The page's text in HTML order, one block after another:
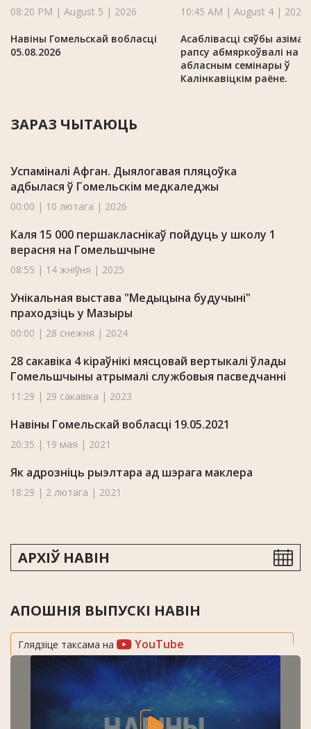
08:20 PM | August 5 | 2026
Навіны Гомельскай вобласці
05.08.2026
10:45 AM | August 4 | 2026
Асаблівасці сяўбы
рапсу абмяркоўвалі на
абласным семінары ў
Калінкавіцкім раёне.
ЗАРАЗ ЧЫТАЮЦЬ
Успаміналі Афган. Дыялогавая пляцоўка
адбылася ў Гомельскім медкаледжы
00:00 | 10 лютага | 2026
Каля 15 000 першакласнікаў пойдуць у школу 1
верасня на Гомельшчыне
08:55 | 14 жніўня | 2025
Унікальная выстава "Медыцына будучыні"
праходзіць у Мазыры
00:00 | 28 снежня | 2024
28 сакавіка 4 кіраўнікі мясцовай вертыкалі ўлады
Гомельшчыны атрымалі службовыя пасведчанні
11:29 | 29 сакавіка | 2023
Навіны Гомельскай вобласці 19.05.2021
20:35 | 19 мая | 2021
Як адрозніць рыэлтара ад шэрага маклера
18:29 | 2 лютага | 2021
АРХІЎ НАВІН
АПОШНІЯ ВЫПУСКІ НАВІН
Глядзіце таксама на YouTube